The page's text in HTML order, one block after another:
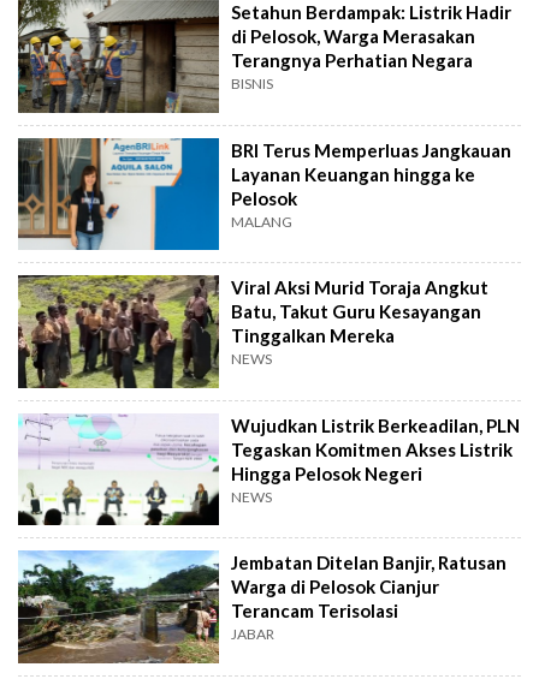
Setahun Berdampak: Listrik Hadir
di Pelosok, Warga Merasakan
Terangnya Perhatian Negara
BISNIS
BRI Terus Memperluas Jangkauan
Layanan Keuangan hingga ke
Pelosok
MALANG
Viral Aksi Murid Toraja Angkut
Batu, Takut Guru Kesayangan
Tinggalkan Mereka
NEWS
Wujudkan Listrik Berkeadilan, PLN
Tegaskan Komitmen Akses Listrik
Hingga Pelosok Negeri
NEWS
Jembatan Ditelan Banjir, Ratusan
Warga di Pelosok Cianjur
Terancam Terisolasi
JABAR